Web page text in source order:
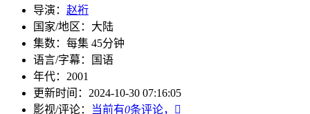
导演： 赵裄
国家/地区： 大陆
集数： 每集 45分钟
语言/字幕：
国语
年代： 2001
更新时间： 2024-10-30 07:16:05
影视/评论：
当前有0条评论，
